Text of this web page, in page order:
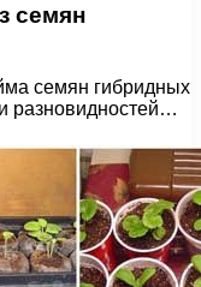
семян
семян гибридных
разновидностей…